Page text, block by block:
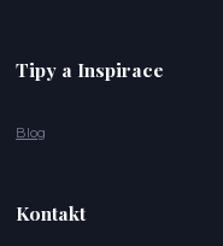
Tipy a Inspirace
Blog
Kontakt